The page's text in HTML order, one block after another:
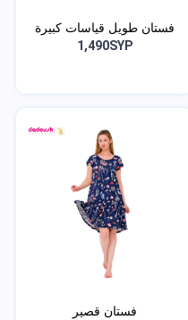
فستان طويل قياسات كبيرة
1,490SYP
فستان قصير